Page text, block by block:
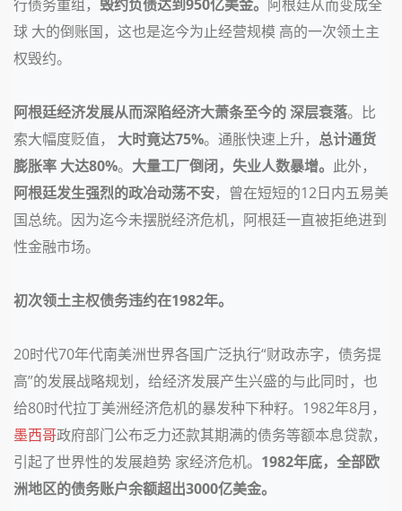
行债务重组， 毁约负债达到950亿美金。 阿根廷从而变成全
球 大的倒账国，这也是迄今为止经营规模 高的一次领土主
权毁约。
阿根廷经济发展从而深陷经济大萧条至今的 深层衰落。比
索大幅度贬值，
大时竟达75%。通胀快速上升， 总计通货
膨胀率 大达80%。 大量工厂倒闭，失业人数暴增。 此外，
阿根廷发生强烈的政冶动荡不安，曾在短短的12日内五易美
国总统。 因为迄今未摆脱经济危机，阿根廷一直被拒绝进到
性金融市场。
初次领土主权债务违约在1982年。
20时代70年代南美洲世界各国广泛执行“财政赤字，债务提
高”的发展战略规划，给经济发展产生兴盛的与此同时，也
给80时代拉丁美洲经济危机的暴发种下种籽。1982年8月，
墨西哥政府部门公布乏力还款其期满的债务等额本息贷款，
引起了世界性的发展趋势 家经济危机。 1982年底，全部欧
洲地区的债务账户余额超出3000亿美金。